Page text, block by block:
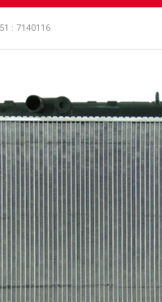
: 7140116